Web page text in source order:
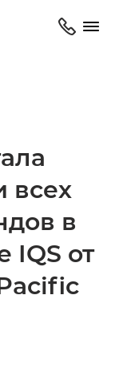
всех
в
IQS от